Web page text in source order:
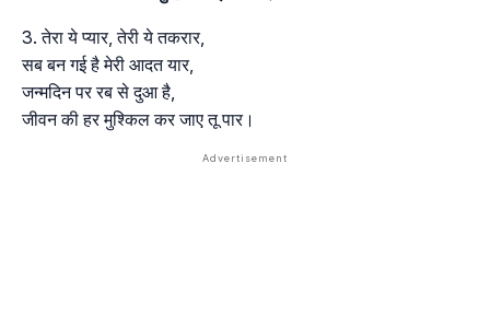
तेरा ये प्यार, तेरी ये तकरार,
सब बन गई है मेरी आदत यार,
जन्मदिन पर रब से दुआ है,
जीवन की हर मुश्किल कर जाए तू पार।